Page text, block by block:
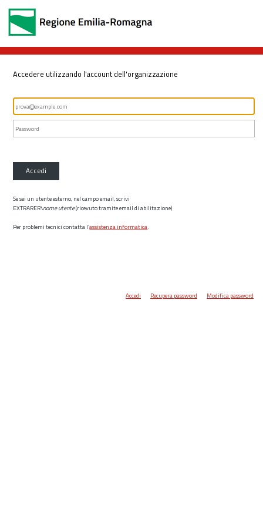
Accedere utilizzando l'account dell'organizzazione
Accedi
Se sei un utente esterno, nel campo email, scrivi
EXTRARER\nome utente(ricevuto tramite email di abilitazione)
Per problemi tecnici contatta l’assistenza informatica.
Accedi Recupera password Modifica password